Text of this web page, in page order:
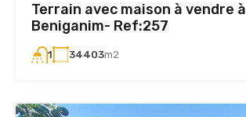
Terrain avec maison à vendre à
Beniganim- Ref:257
1 34403m2